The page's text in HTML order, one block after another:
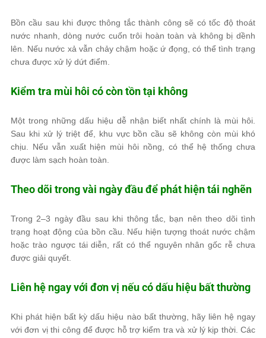
Bồn cầu sau khi được thông tắc thành công sẽ có tốc độ thoát
nước nhanh, dòng nước cuốn trôi hoàn toàn và không bị dềnh
lên. Nếu nước xả vẫn chảy chậm hoặc ứ đọng, có thể tình trạng
chưa được xử lý dứt điểm.
Kiểm tra mùi hôi có còn tồn tại không
Một trong những dấu hiệu dễ nhận biết nhất chính là mùi hôi.
Sau khi xử lý triệt để, khu vực bồn cầu sẽ không còn mùi khó
chịu. Nếu vẫn xuất hiện mùi hôi nồng, có thể hệ thống chưa
được làm sạch hoàn toàn.
Theo dõi trong vài ngày đầu để phát hiện tái nghẽn
Trong 2–3 ngày đầu sau khi thông tắc, bạn nên theo dõi tình
trạng hoạt động của bồn cầu. Nếu hiện tượng thoát nước chậm
hoặc trào ngược tái diễn, rất có thể nguyên nhân gốc rễ chưa
được giải quyết.
Liên hệ ngay với đơn vị nếu có dấu hiệu bất thường
Khi phát hiện bất kỳ dấu hiệu nào bất thường, hãy liên hệ ngay
với đơn vị thi công để được hỗ trợ kiểm tra và xử lý kịp thời. Các